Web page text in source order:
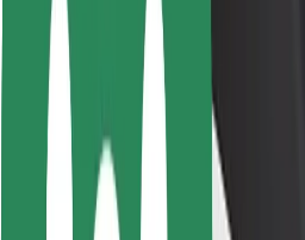
Seguridad para usuarios
Seguridad para conductores
Seguridad para patinetes
Safety Lab
Ciudades